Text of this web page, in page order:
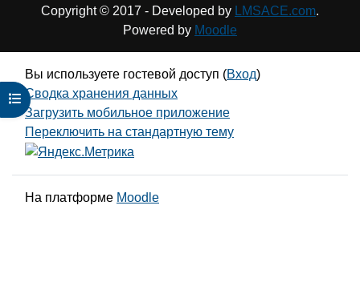
Открыть оглавление курса
Copyright © 2017 - Developed by LMSACE.com.
Powered by Moodle
Вы используете гостевой доступ (Вход)
Сводка хранения данных
Загрузить мобильное приложение
Переключить на стандартную тему
На платформе Moodle